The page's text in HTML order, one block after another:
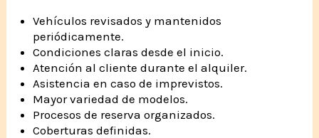
Vehículos revisados y mantenidos
periódicamente.
Condiciones claras desde el inicio.
Atención al cliente durante el alquiler.
Asistencia en caso de imprevistos.
Mayor variedad de modelos.
Procesos de reserva organizados.
Coberturas definidas.